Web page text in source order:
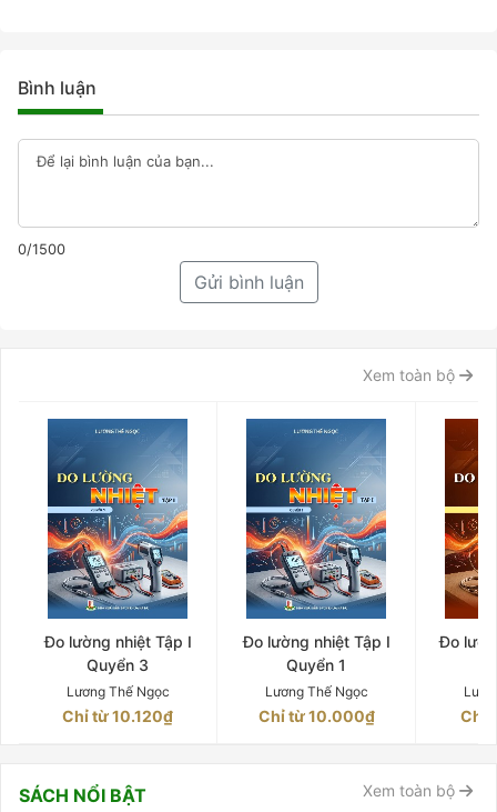
Bình luận
0/1500
Gửi bình luận
Xem toàn bộ
Đo lường nhiệt Tập I
Quyển 3
Lương Thế Ngọc
Chỉ từ 10.120₫
Đo lường nhiệt Tập I
Quyển 1
Lương Thế Ngọc
Chỉ từ 10.000₫
Đo
Chỉ
SÁCH NỔI BẬT Xem toàn bộ